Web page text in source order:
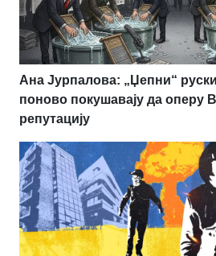
Ана Јурпалова: „Џепни“
поново покушавају да оперу
репутацију